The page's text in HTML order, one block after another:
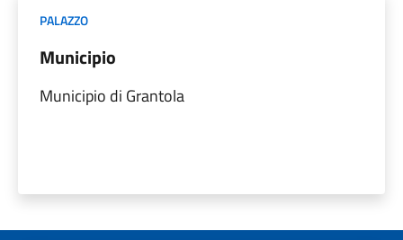
PALAZZO
Municipio
Municipio di Grantola